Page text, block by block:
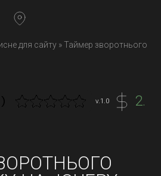
для сайту » Таймер зворотнього
v.1.0 2.